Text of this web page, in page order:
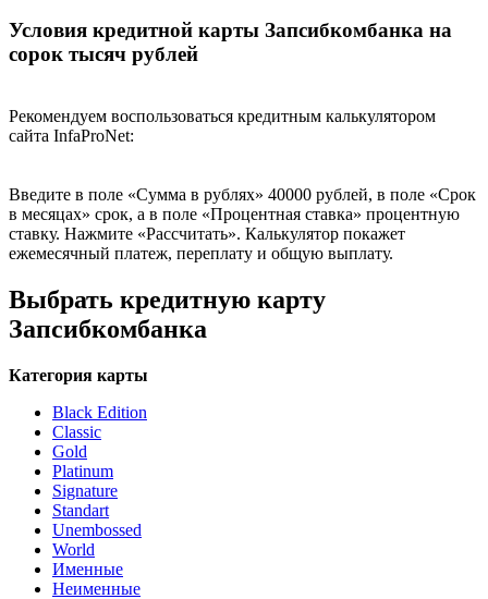
Условия кредитной карты Запсибкомбанка на
сорок тысяч рублей
Рекомендуем воспользоваться кредитным калькулятором
сайта InfaProNet:
Введите в поле «Сумма в рублях» 40000 рублей, в поле «Срок
в месяцах» срок, а в поле «Процентная ставка» процентную
ставку. Нажмите «Рассчитать». Калькулятор покажет
ежемесячный платеж, переплату и общую выплату.
Выбрать кредитную карту
Запсибкомбанка
Категория карты
Black Edition
Classic
Gold
Platinum
Signature
Standart
Unembossed
World
Именные
Неименные